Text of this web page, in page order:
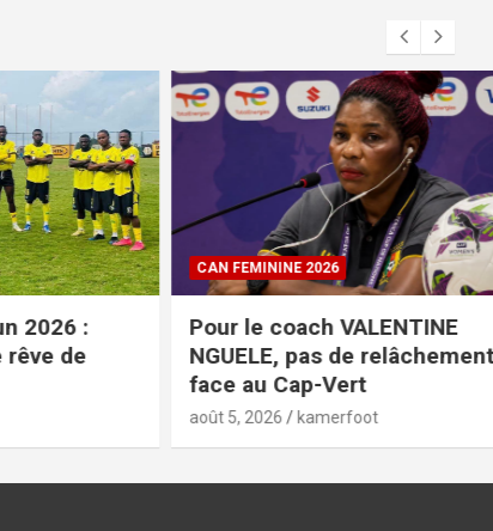
CAN FEMININE 2026
Pour le coach VALENTINE
NGUELE, pas de relâchement
face au Cap-Vert
août 5, 2026 kamerfoot